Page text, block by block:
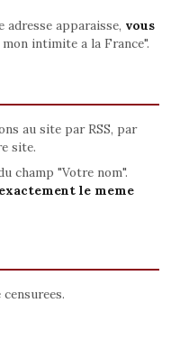
adresse apparaisse, vous
intimite a la France".
au site par RSS, par
site.
champ "Votre nom".
le meme